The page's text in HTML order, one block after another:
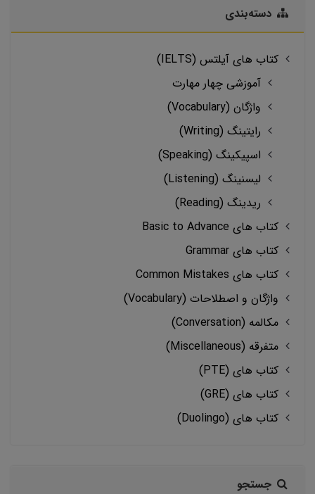
دسته‌بندی
کتاب های آیلتس (IELTS)
آموزشی چهار مهارت
واژگان (Vocabulary)
رایتینگ (Writing)
اسپیکینگ (Speaking)
لیسنینگ (Listening)
ریدینگ (Reading)
کتاب های Basic to Advance
کتاب های Grammar
کتاب های Common Mistakes
واژگان و اصطلاحات (Vocabulary)
مکالمه (Conversation)
متفرقه (Miscellaneous)
کتاب های (PTE)
کتاب های (GRE)
کتاب های (Duolingo)
جستجو